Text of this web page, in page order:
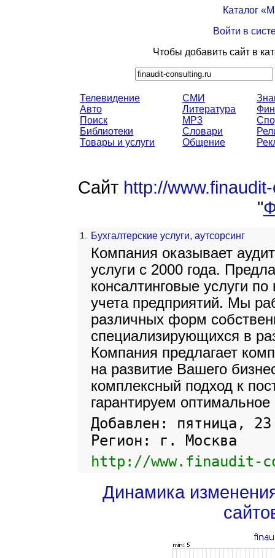
Каталог
Войти в
Чтобы добавить сайт в
Телевидение
Авто
Поиск
Библиотеки
Товары и услуги
СМИ
Литература
MP3
Словари
Общение
Сайт http://
"
1. Бухгалтерские услуги, аутсорсинг
Компания оказывает
услуги с 2000 года.
консалтинговые услуги
учета предприятий. Мы
различных форм
специализирующихся в
Компания предлагает
на развитие Вашего
комплексный подход к
гарантируем
Добавлен: пятница,
Регион: г. Москва
http://www.finaudit-
Динамика